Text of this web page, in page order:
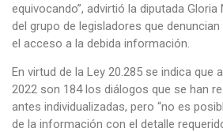
equivocando”, advirtió la diputada Gloria
del grupo de legisladores que
el acceso a la debida información.
En virtud de la Ley 20.285 se indica que
2022 son 184 los diálogos que se han
antes individualizadas, pero “no es
de la información con el detalle